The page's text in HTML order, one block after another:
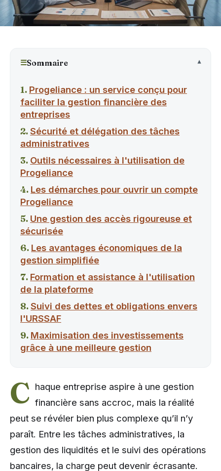
☰Sommaire
Progeliance : un service conçu pour
faciliter la gestion financière des
entreprises
Sécurité et délégation des tâches
administratives
Outils nécessaires à l'utilisation de
Progeliance
Les démarches pour ouvrir un compte
Progeliance
Une gestion des accès rigoureuse et
sécurisée
Les avantages économiques de la
gestion simplifiée
Formation et assistance à l'utilisation
de la plateforme
Suivi des dettes et obligations envers
l'URSSAF
Maximisation des investissements
grâce à une meilleure gestion
C haque entreprise aspire à une gestion
financière sans accroc, mais la réalité
peut se révéler bien plus complexe qu’il n’y
paraît. Entre les tâches administratives, la
gestion des liquidités et le suivi des opérations
bancaires, la charge peut devenir écrasante.